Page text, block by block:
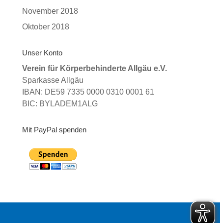
November 2018
Oktober 2018
Unser Konto
Verein für Körperbehinderte Allgäu e.V.
Sparkasse Allgäu
IBAN: DE59 7335 0000 0310 0001 61
BIC: BYLADEM1ALG
Mit PayPal spenden